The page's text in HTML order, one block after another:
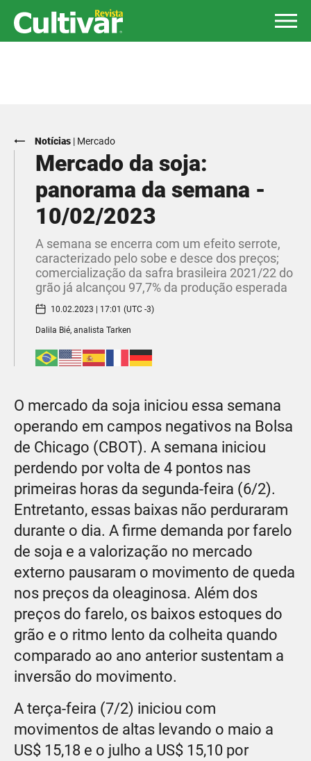
Notícias | Mercado
Mercado da soja:
panorama da semana -
10/02/2023
A semana se encerra com um efeito serrote,
caracterizado pelo sobe e desce dos preços;
comercialização da safra brasileira 2021/22 do
grão já alcançou 97,7% da produção esperada
10.02.2023 | 17:01 (UTC -3)
Dalila Bié, analista Tarken
O mercado da soja iniciou essa semana
operando em campos negativos na Bolsa
de Chicago (CBOT). A semana iniciou
perdendo por volta de 4 pontos nas
primeiras horas da segunda-feira (6/2).
Entretanto, essas baixas não perduraram
durante o dia. A firme demanda por farelo
de soja e a valorização no mercado
externo pausaram o movimento de queda
nos preços da oleaginosa. Além dos
preços do farelo, os baixos estoques do
grão e o ritmo lento da colheita quando
comparado ao ano anterior sustentam a
inversão do movimento.
A terça-feira (7/2) iniciou com
movimentos de altas levando o maio a
US$ 15,18 e o julho a US$ 15,10 por